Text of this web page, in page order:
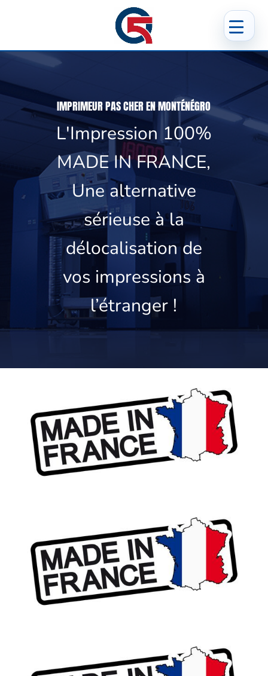
IMPRIMEUR PAS CHER EN MONTÉNÉGRO
L'Impression 100%
MADE IN FRANCE,
Une alternative
sérieuse à la
délocalisation de
vos impressions à
l’étranger !